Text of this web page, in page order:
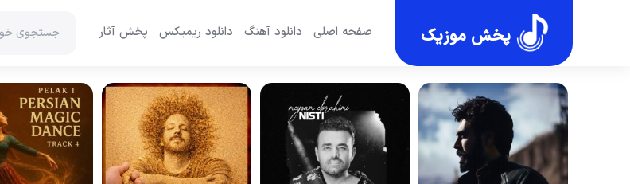
پخش موزیک صفحه اصلی دانلود آهنگ دانلود ریمیکس پخش آثار